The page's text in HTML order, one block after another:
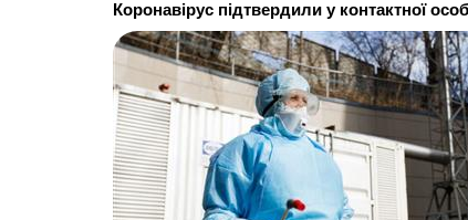
Коронавірус підтвердили у контактної